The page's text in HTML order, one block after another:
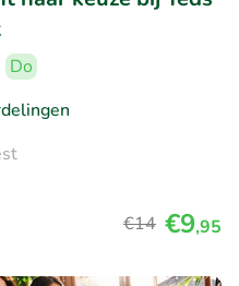
Do
€14 €9,95